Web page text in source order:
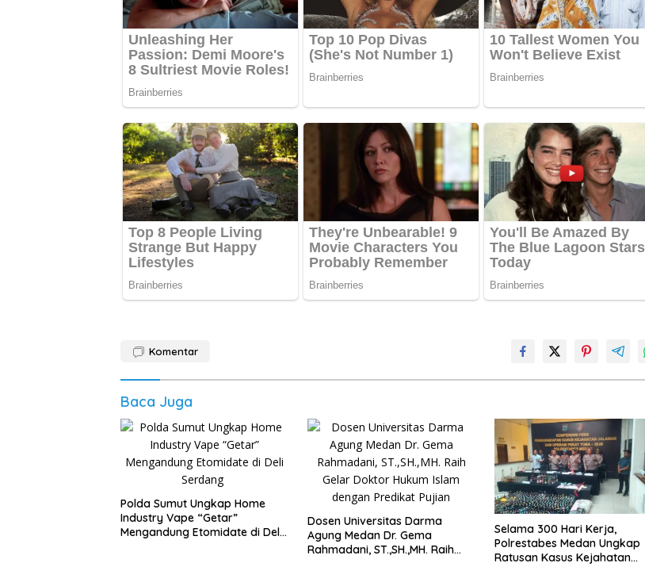
Komentar
Baca Juga
‎Polda Sumut Ungkap Home
Industry Vape “Getar”
Mengandung Etomidate di Deli
Dosen Universitas Darma
Agung Medan Dr. Gema
Rahmadani, ST.,SH.,MH. Raih
Selama 300 Hari Kerja,
Polrestabes Medan Ungkap
Ratusan Kasus Kejahatan